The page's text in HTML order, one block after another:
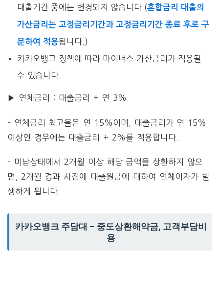
대출기간 중에는 변경되지 않습니다 (혼합금리 대출의
가산금리는 고정금리기간과 고정금리기간 종료 후로 구
분하여 적용됩니다.)
카카오뱅크 정책에 따라 마이너스 가산금리가 적용될
수 있습니다.
▶ 연체금리 : 대출금리 + 연 3%
– 연체금리 최고율은 연 15%이며, 대출금리가 연 15%
이상인 경우에는 대출금리 + 2%를 적용합니다.
– 미납상태에서 2개월 이상 해당 금액을 상환하지 않으
면, 2개월 경과 시점에 대출원금에 대하여 연체이자가 발
생하게 됩니다.
카카오뱅크 주담대 – 중도상환해약금, 고객부담비
용